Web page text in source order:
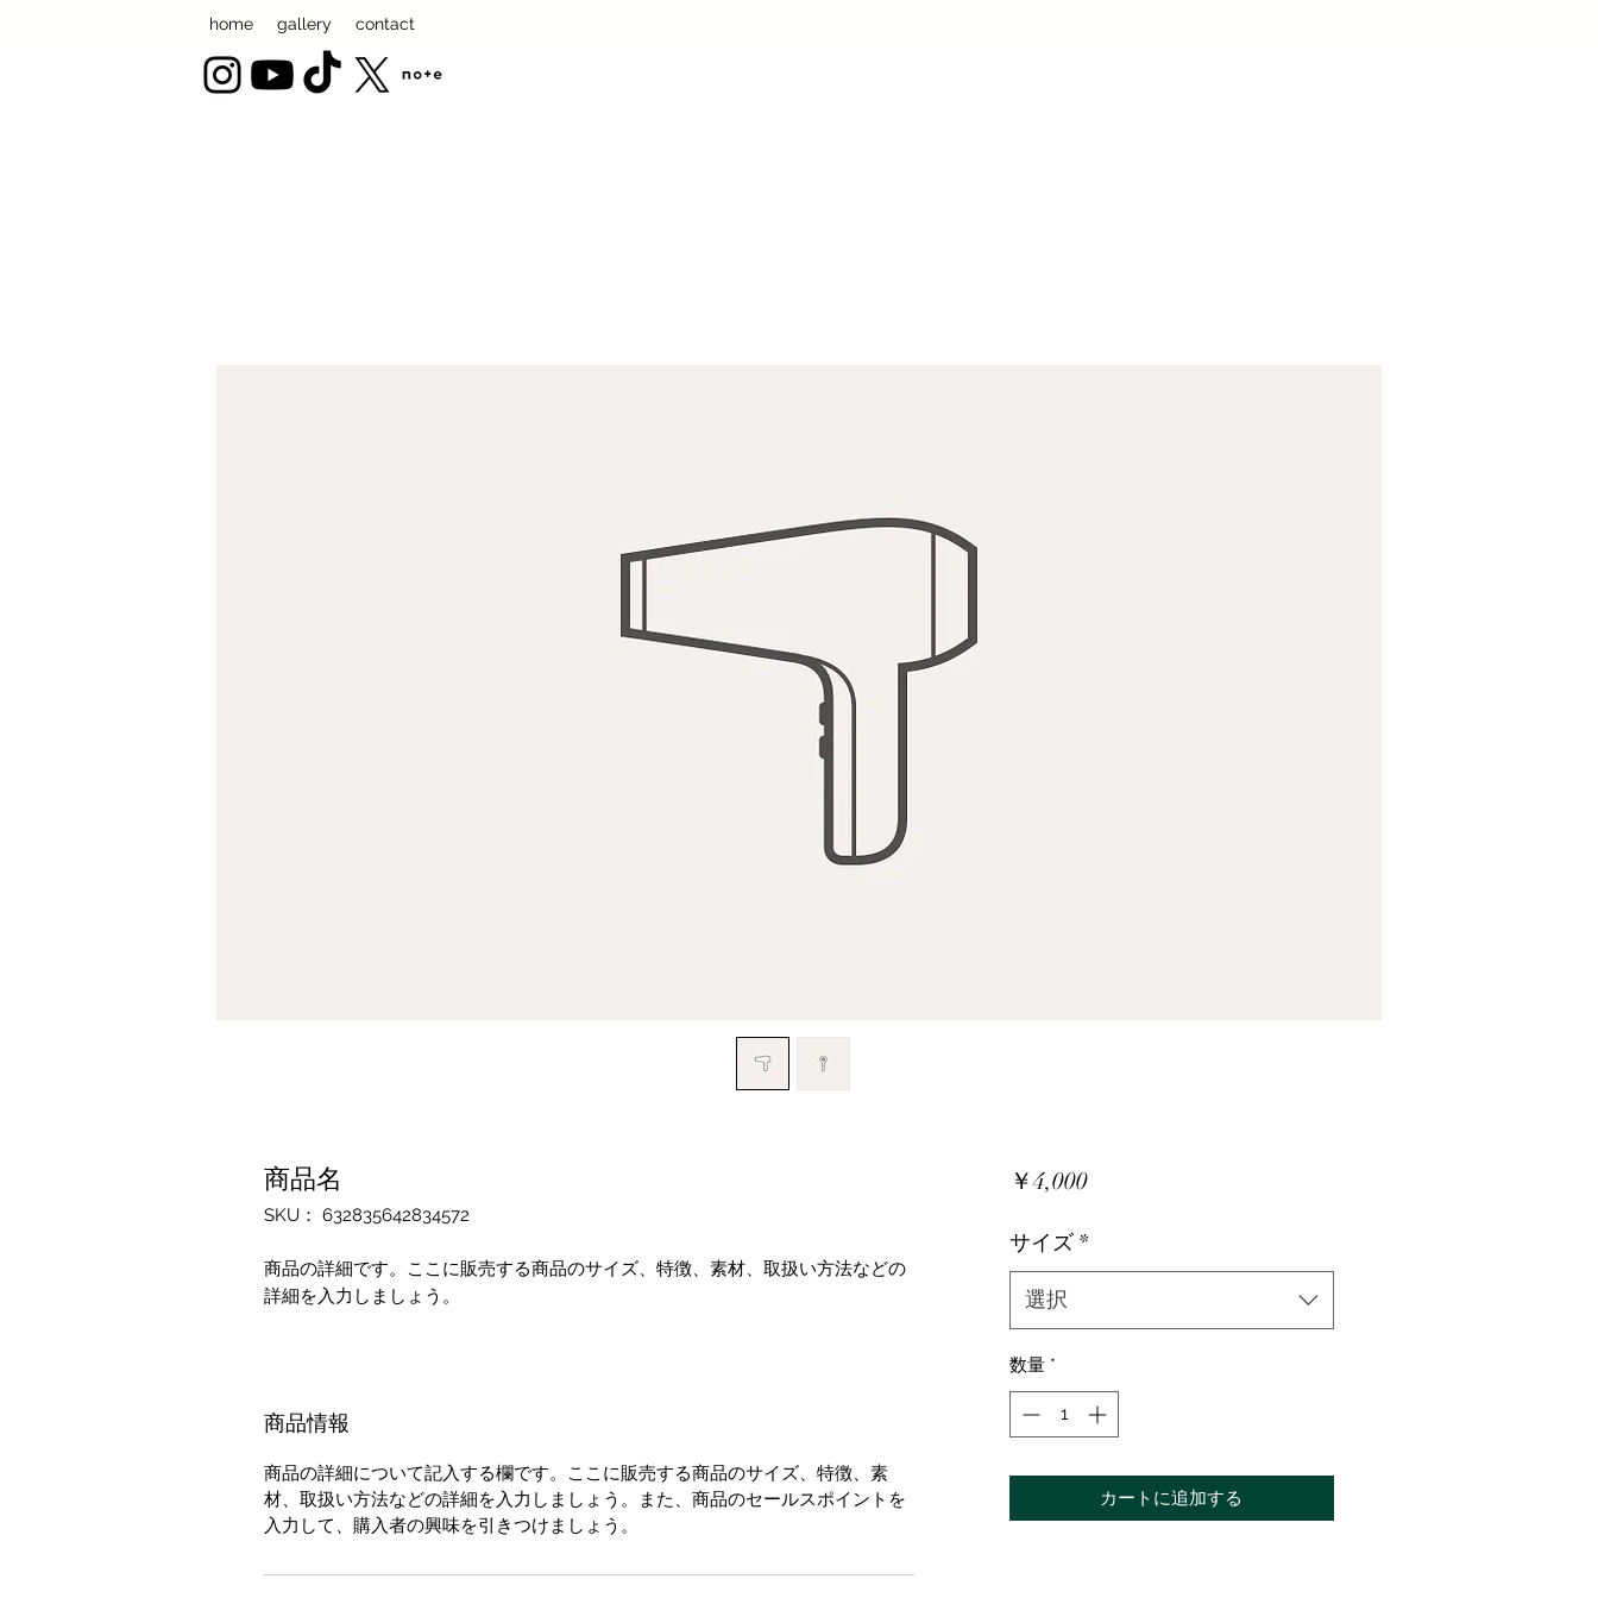
home gallery contact
商品名
SKU： 632835642834572
商品の詳細です。ここに販売する商品のサイズ、特徴、素材、取扱い方法などの
詳細を入力しましょう。
商品情報
商品の詳細について記入する欄です。ここに販売する商品のサイズ、特徴、素
材、取扱い方法などの詳細を入力しましょう。また、商品のセールスポイントを
入力して、購入者の興味を引きつけましょう。
￥4,000価
サイズ *
選択
数量 *
カートに追加する